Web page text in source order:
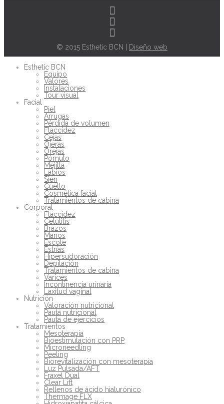
© 2015 Esthetic BCN | Diseño web
Esthetic BCN
Equipo
Valores
Instalaciones
Tour visual
Facial
Piel
Arrugas
Pérdida de volumen
Flaccidez
Cejas
Ojeras
Orejas
Pómulo
Mejilla
Labios
Sien
Cuello
Cosmética facial
Tratamientos de cabina
Corporal
Flaccidez
Celulitis
Brazos
Manos
Escote
Estrías
Hipersudoración
Depilación
Tratamientos de cabina
Varices
Incontinencia urinaria
Laxitud vaginal
Nutrición
Valoración nutricional
Pauta nutricional
Pauta de ejercicios
Tratamientos
Mesoterapia
Bioestimulación con PRP
Microneedling
Peeling
Biorevitalización con mesoterapia
Luz Pulsada/AFT
Fraxel Dual
Clear Lift
Rellenos de ácido hialurónico
Thermage FLX